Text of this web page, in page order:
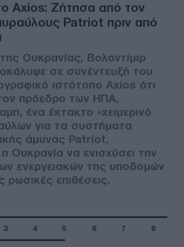
Axios: Ζήτησα από τον
Patriot πριν από
Ουκρανίας, Βολοντίμιρ
σε συνέντευξή του
ιστότοπο Axios ότι
πρόεδρο των ΗΠΑ,
ένα έκτακτο «χειμερινό
για τα συστήματα
άμυνας Patriot,
Ουκρανία να ενισχύσει την
ενεργειακών της υποδομών
ρωσικές επιθέσεις.
3 4 5 6 7 8